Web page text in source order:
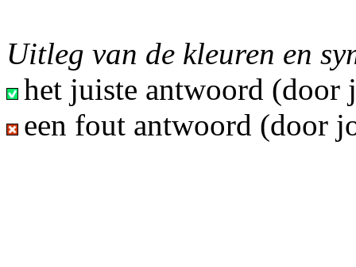
Uitleg van de kleuren en
het juiste antwoord (door
een fout antwoord (door